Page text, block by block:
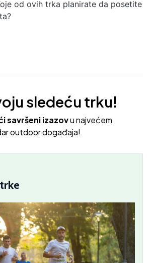
od ovih trka planirate da posetite
sledeću trku!
savršeni izazovu najvećem
outdoor događaja!